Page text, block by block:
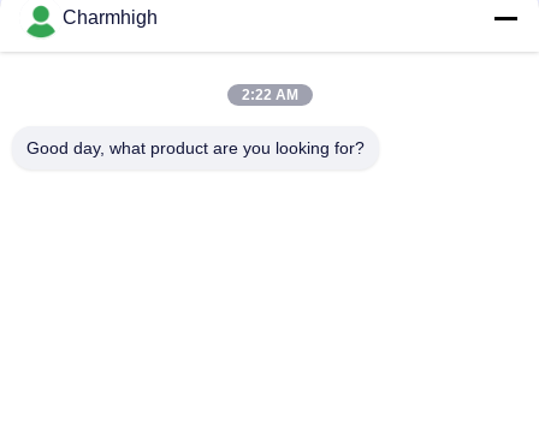
CHM-F830 Dikey SMT Geri Akış Fırını 8 Temp Bölgeleri
1400*300mm Sıcak Hava Lehimleme Makinesi
CHM-6635 Reflow Fırını 6 Sıcaklık Bölgesi (yukarı6+aşağı6)
Charmhigh
2:22 AM
Good day, what product are you looking for?